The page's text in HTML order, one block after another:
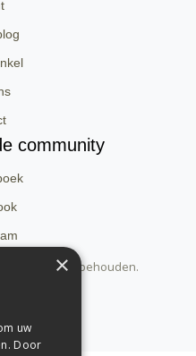
community
rechten voorbehouden.
×
uw
Door